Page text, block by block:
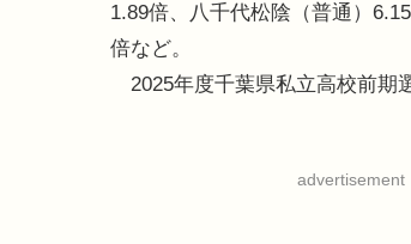
1.89倍、八千代松陰（普通）
倍など。
2025年度千葉県私立高校前期
advertisement